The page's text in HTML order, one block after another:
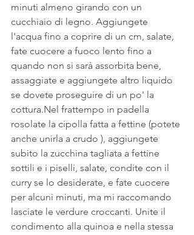
minuti almeno girando con un
cucchiaio di legno. Aggiungete
l'acqua fino a coprire di un cm, salate,
fate cuocere a fuoco lento fino a
quando non si sarà assorbita bene,
assaggiate e aggiungete altro liquido
se dovete proseguire di un po' la
cottura.Nel frattempo in padella
rosolate la cipolla fatta a fettine (potete
anche unirla a crudo ), aggiungete
subito la zucchina tagliata a fettine
sottili e i piselli, salate, condite con il
curry se lo desiderate, e fate cuocere
per alcuni minuti, ma mi raccomando
lasciate le verdure croccanti. Unite il
condimento alla quinoa e nella stessa